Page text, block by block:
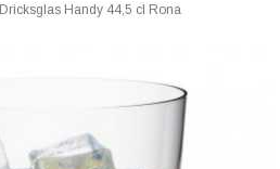
Dricksglas Handy 44,5 cl Rona